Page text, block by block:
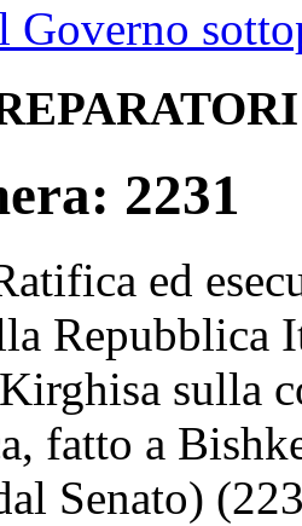
2231
ed
Repubblica
sulla
fatto a
Senato)